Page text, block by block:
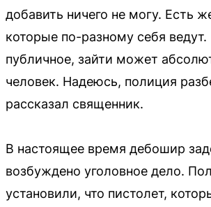
добавить ничего не могу. Есть
которые по-разному себя
публичное, зайти может
человек. Надеюсь, полиция
рассказал священник.
В настоящее время дебошир
возбуждено уголовное дело.
установили, что пистолет,